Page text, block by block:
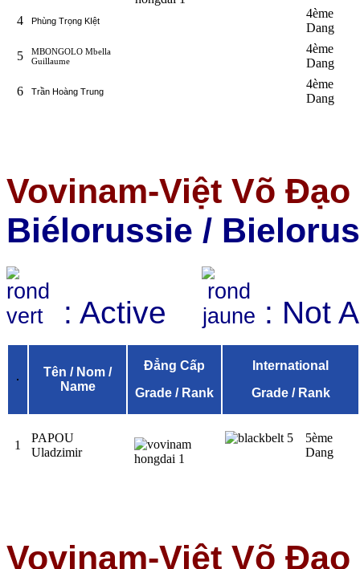
4 Phùng Trọng KIệt
4ème
Dang
5
MBONGOLO Mbella
Guillaume
4ème
Dang
6 Trần Hoàng Trung
4ème
Dang
Vovinam-Việt Võ
Biélorussie /
: Active : Not
Tên / Nom /
Name
Đẳng Cấp
Grade / Rank
International
Grade / Rank
1
PAPOU
Uladzimir
5ème
Dang
Vovinam-Việt Võ